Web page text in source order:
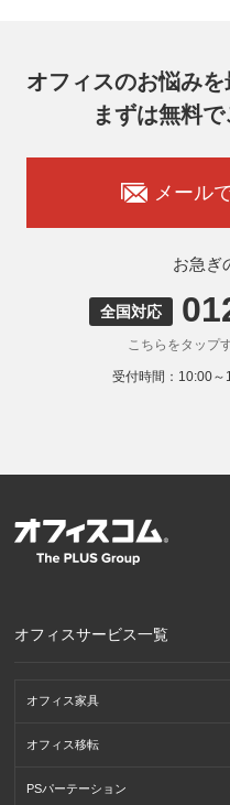
7. 個人情報を提供されるこ
お客様がご自身の個人情報
は、適切なサービスをご提
弊社ウェブサイトでは、利
状況の分析のために
る個人情報の取得はしてい
9. 外国にある第三者への提
お客様の個人情報を下記海
る場合があります。
提供先の所在国の名称：ア
当該外国における個人情報
外国における個人情報の保
ご確認下さい。
オフィスのお悩みを
まずは無料で
メール
お急ぎ
全国対応
こちらをタップ
受付時間：10:00～
オフィスサービス一覧
オフィス家具
オフィス移転
PSパーテーション